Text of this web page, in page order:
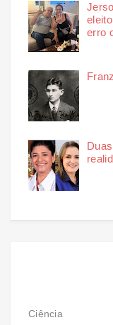
erro
Ciência